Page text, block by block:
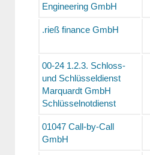
Engineering GmbH
.rieß finance GmbH
00-24 1.2.3. Schloss-
und Schlüsseldienst
Marquardt GmbH
Schlüsselnotdienst
01047 Call-by-Call
GmbH